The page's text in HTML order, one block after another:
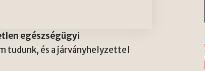
egészségügyi
tudunk, és a járványhelyzettel